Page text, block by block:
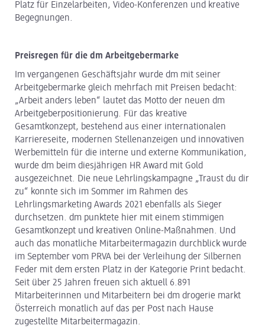
Platz für Einzelarbeiten, Video-Konferenzen und kreative
Begegnungen.
Preisregen für die dm Arbeitgebermarke
Im vergangenen Geschäftsjahr wurde dm mit seiner
Arbeitgebermarke gleich mehrfach mit Preisen bedacht:
„Arbeit anders leben“ lautet das Motto der neuen dm
Arbeitgeberpositionierung. Für das kreative
Gesamtkonzept, bestehend aus einer internationalen
Karriereseite, modernen Stellenanzeigen und innovativen
Werbemitteln für die interne und externe Kommunikation,
wurde dm beim diesjährigen HR Award mit Gold
ausgezeichnet. Die neue Lehrlingskampagne „Traust du dir
zu“ konnte sich im Sommer im Rahmen des
Lehrlingsmarketing Awards 2021 ebenfalls als Sieger
durchsetzen. dm punktete hier mit einem stimmigen
Gesamtkonzept und kreativen Online-Maßnahmen. Und
auch das monatliche Mitarbeitermagazin durchblick wurde
im September vom PRVA bei der Verleihung der Silbernen
Feder mit dem ersten Platz in der Kategorie Print bedacht.
Seit über 25 Jahren freuen sich aktuell 6.891
Mitarbeiterinnen und Mitarbeitern bei dm drogerie markt
Österreich monatlich auf das per Post nach Hause
zugestellte Mitarbeitermagazin.